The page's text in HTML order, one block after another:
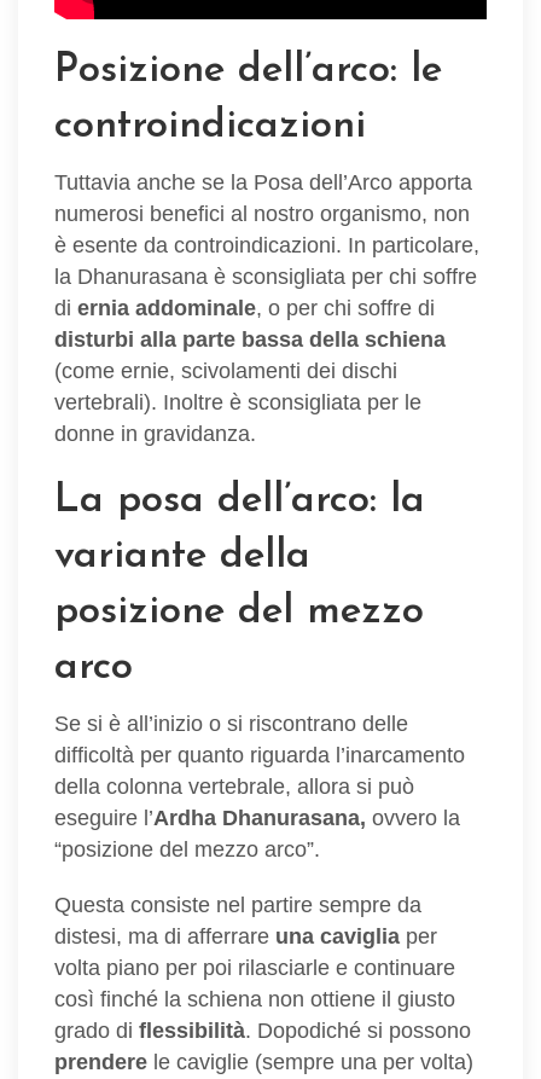
Posizione dell’arco: le
controindicazioni
Tuttavia anche se la Posa dell’Arco apporta
numerosi benefici al nostro organismo, non
è esente da controindicazioni. In particolare,
la Dhanurasana è sconsigliata per chi soffre
di ernia addominale, o per chi soffre di
disturbi alla parte bassa della schiena
(come ernie, scivolamenti dei dischi
vertebrali). Inoltre è sconsigliata per le
donne in gravidanza.
La posa dell’arco: la
variante della
posizione del mezzo
arco
Se si è all’inizio o si riscontrano delle
difficoltà per quanto riguarda l’inarcamento
della colonna vertebrale, allora si può
eseguire l’Ardha Dhanurasana, ovvero la
“posizione del mezzo arco”.
Questa consiste nel partire sempre da
distesi, ma di afferrare una caviglia per
volta piano per poi rilasciarle e continuare
così finché la schiena non ottiene il giusto
grado di flessibilità. Dopodiché si possono
prendere le caviglie (sempre una per volta)